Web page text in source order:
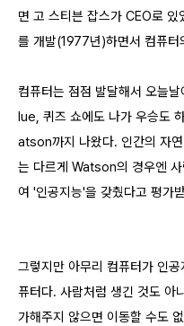
면 고 스티븐 잡스가 CEO로
를 개발(1977년)하면서 컴퓨터
컴퓨터는 점점 발달해서 오늘
lue, 퀴즈 쇼에도 나가 우승도
atson까지 나왔다. 인간의 자
는 다르게 Watson의 경우엔
여 '인공지능'을 갖췄다고 평가
그렇지만 아무리 컴퓨터가 인
퓨터다. 사람처럼 생긴 것도 아
가해주지 않으면 이동할 수도